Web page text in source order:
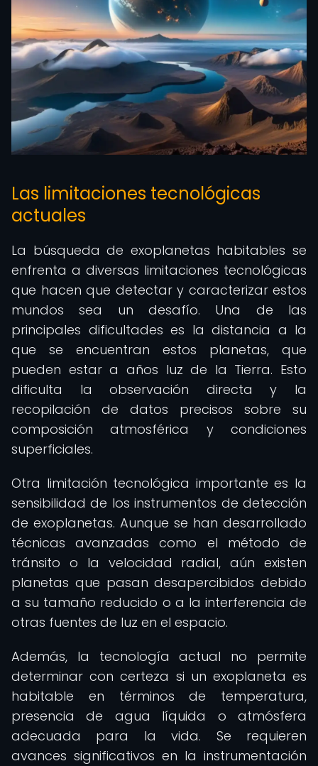
Las limitaciones tecnológicas
actuales
La búsqueda de exoplanetas habitables se
enfrenta a diversas limitaciones tecnológicas
que hacen que detectar y caracterizar estos
mundos sea un desafío. Una de las
principales dificultades es la distancia a la
que se encuentran estos planetas, que
pueden estar a años luz de la Tierra. Esto
dificulta la observación directa y la
recopilación de datos precisos sobre su
composición atmosférica y condiciones
superficiales.
Otra limitación tecnológica importante es la
sensibilidad de los instrumentos de detección
de exoplanetas. Aunque se han desarrollado
técnicas avanzadas como el método de
tránsito o la velocidad radial, aún existen
planetas que pasan desapercibidos debido
a su tamaño reducido o a la interferencia de
otras fuentes de luz en el espacio.
Además, la tecnología actual no permite
determinar con certeza si un exoplaneta es
habitable en términos de temperatura,
presencia de agua líquida o atmósfera
adecuada para la vida. Se requieren
avances significativos en la instrumentación